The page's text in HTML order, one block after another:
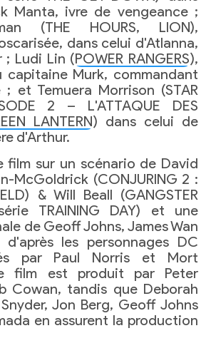
Manta, ivre de vengeance ;
(THE HOURS, LION),
dans celui d'Atlanna,
; Ludi Lin (POWER RANGERS),
capitaine Murk, commandant
et Temuera Morrison (STAR
2 – L'ATTAQUE DES
LANTERN) dans celui de
d'Arthur.
film sur un scénario de David
McGoldrick (CONJURING 2 :
& Will Beall (GANGSTER
TRAINING DAY) et une
de Geoff Johns, James Wan
les personnages DC
par Paul Norris et Mort
film est produit par Peter
Cowan, tandis que Deborah
Jon Berg, Geoff Johns
en assurent la production